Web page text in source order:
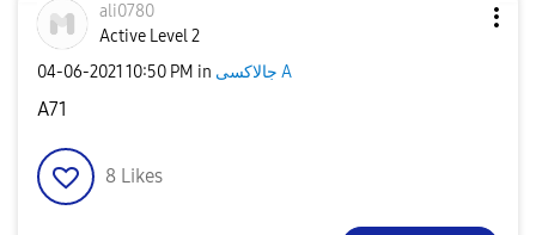
ali0780
Active Level 2
‎04-06-2021 10:50 PM in جالاكسى A
A71
8 Likes